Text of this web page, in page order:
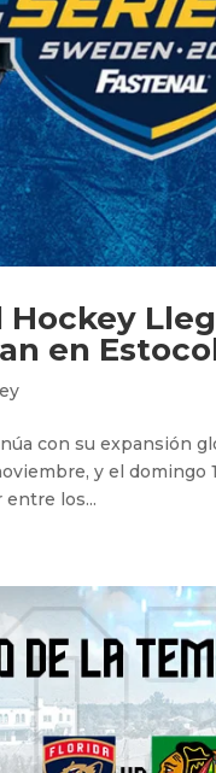
Hockey
en
con su expansión
y el
los...